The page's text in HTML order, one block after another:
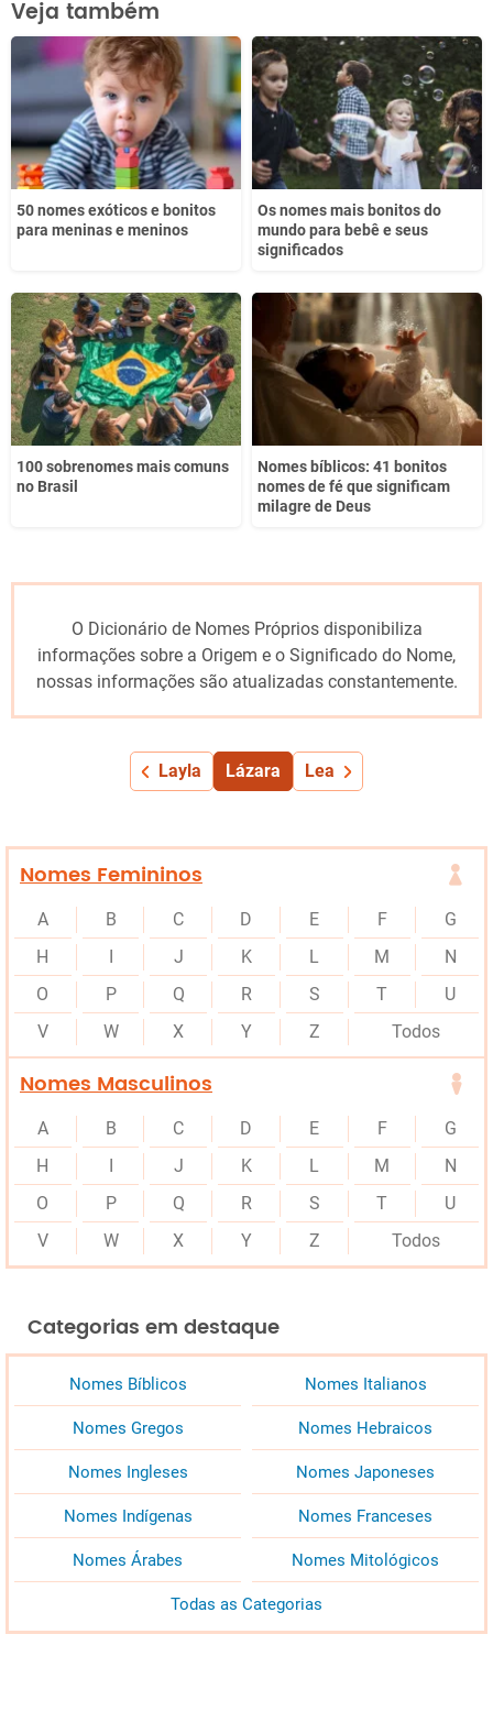
Este conteúdo não tem a informação que procuro
Outro
Veja também
50 nomes exóticos e bonitos
para meninas e meninos
Os nomes mais bonitos do
mundo para bebê e seus
significados
100 sobrenomes mais comuns
no Brasil
Nomes bíblicos: 41 bonitos
nomes de fé que significam
milagre de Deus
O Dicionário de Nomes Próprios disponibiliza
informações sobre a Origem e o Significado do Nome,
nossas informações são atualizadas constantemente.
Layla Lázara Lea
Nomes Femininos
A B C D E F
G
H
J K L M
N
O
P Q R S T
U
V
W X Y Z Todos
Nomes Masculinos
A B C D E F
G
H
J K L M
N
O
P Q R S T
U
V
W X Y Z Todos
Categorias em destaque
Nomes Bíblicos Nomes Italianos
Nomes Gregos Nomes Hebraicos
Nomes Ingleses Nomes Japoneses
Nomes Indígenas Nomes Franceses
Nomes Árabes Nomes Mitológicos
Todas as Categorias